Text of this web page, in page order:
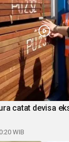
catat devisa
WIB